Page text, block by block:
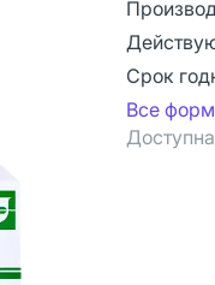
Срок
Все